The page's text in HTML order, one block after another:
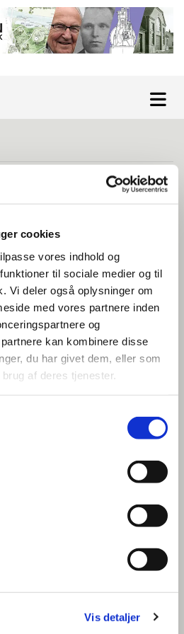
cookies
vores indhold og
til sociale medier og til
Vi deler også oplysninger om
med vores partnere inden
og
kan kombinere disse
du har givet dem, eller som
af deres tjenester.
Vis detaljer
2023-2024
for at bladre gennem